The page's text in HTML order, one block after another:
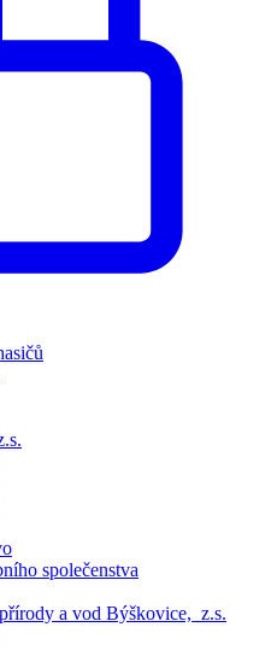
společenstva
a vod Býškovice, z.s.